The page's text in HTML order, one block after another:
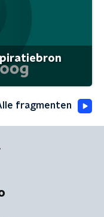
fragmenten